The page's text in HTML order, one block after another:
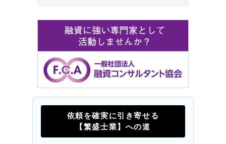
依頼を確実に引き寄せる
【繁盛士業】への道